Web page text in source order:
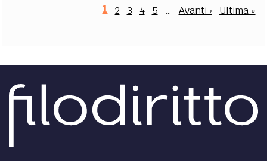
Pagina
1 Page
2 Page
3 Page
4 Page
5 …
Pagina
Avanti ›
Ultima
Ultima »